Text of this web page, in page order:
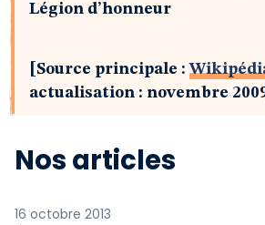
Légion d’honneur
[Source principale :
actualisation : novembre
Nos articles
16 octobre 2013